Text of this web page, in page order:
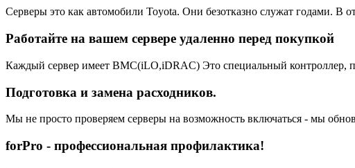
Серверы это как автомобили Toyota. Они безотказно служат годами. В
Работайте на вашем сервере удаленно перед покупкой
Каждый сервер имеет BMC(iLO,iDRAC) Это специальный контроллер,
Подготовка и замена расходников.
Мы не просто проверяем серверы на возможность включаться - мы
forPro - профессиональная профилактика!